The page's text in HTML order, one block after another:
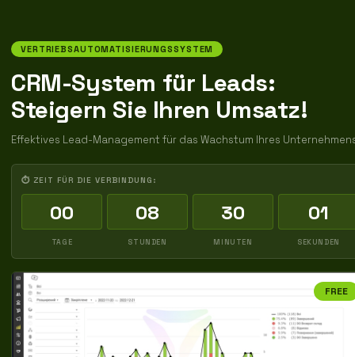
VERTRIEBSAUTOMATISIERUNGSSYSTEM
CRM-System für Leads:
Steigern Sie Ihren Umsatz!
Effektives Lead-Management für das Wachstum Ihres
⏱ ZEIT FÜR DIE VERBINDUNG:
00
TAGE
08
STUNDEN
30
MINUTEN
00
SEKUNDEN
FREE